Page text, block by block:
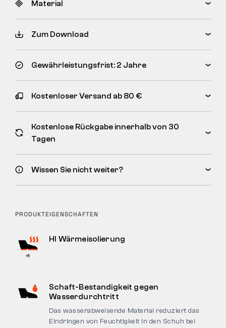
Material
Zum Download
Gewährleistungsfrist: 2 Jahre
Kostenloser Versand ab 80 €
Kostenlose Rückgabe innerhalb von 30
Tagen
Wissen Sie nicht weiter?
PRODUKTEIGENSCHAFTEN
HI Wärmeisolierung
Schaft-Bestandigkeit gegen
Wasserdurchtritt
Das wasserabweisende Material reduziert das
Eindringen von Feuchtigkeit in den Schuh bei